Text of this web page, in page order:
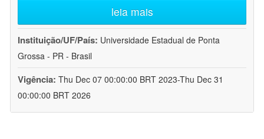
leia mais
Instituição/UF/País: Universidade Estadual de Ponta
Grossa - PR - Brasil
Vigência: Thu Dec 07 00:00:00 BRT 2023-Thu Dec 31
00:00:00 BRT 2026